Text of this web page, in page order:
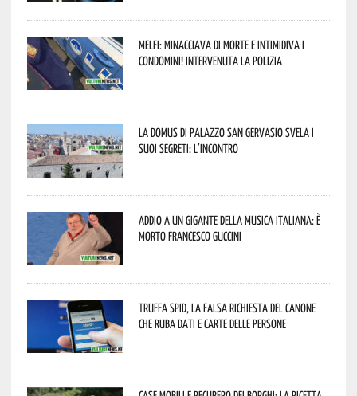
Melfi: minacciava di morte e intimidiva i
condomini! Intervenuta la Polizia
La Domus di Palazzo San Gervasio svela i
suoi segreti: l’incontro
Addio a un gigante della musica italiana: è
morto Francesco Guccini
Truffa Spid, la falsa richiesta del canone
che ruba dati e carte delle persone